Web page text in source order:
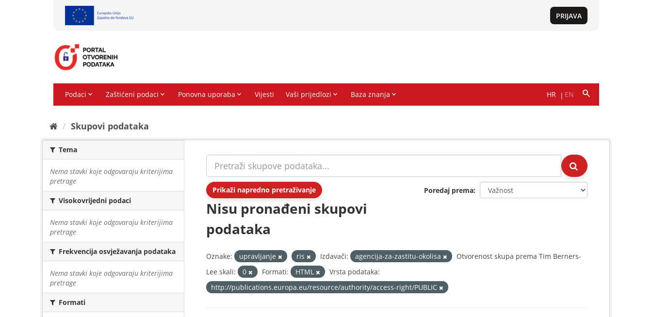
Skupovi podаtаkа
Tema
Nema stavki koje odgovaraju kriterijima
pretrage
Visokovrijedni podaci
Nema stavki koje odgovaraju kriterijima
pretrage
Frekvencija osvježavanja podataka
Nema stavki koje odgovaraju kriterijima
pretrage
Formati
Prikaži napredno pretraživanje Poredaj prema
Nisu pronađeni skupovi
podataka
Oznake: upravljanje ris Izdavači: agencija-za-zastitu-okolisa
Otvorenost skupa prema Tim Berners-
Lee skali:
0 Formati: HTML
Vrsta podataka:
http://publications.europa.eu/resource/authority/access-right/PUBLIC